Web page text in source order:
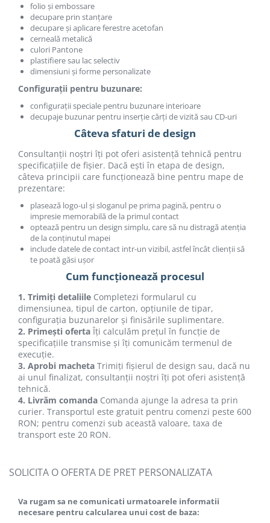
folio și embossare
decupare prin stanțare
decupare și aplicare ferestre acetofan
cerneală metalică
culori Pantone
plastifiere sau lac selectiv
dimensiuni și forme personalizate
Configurații pentru buzunare:
configurații speciale pentru buzunare interioare
decupaje buzunar pentru inserție cărți de vizită sau CD-uri
Câteva sfaturi de design
Consultanții noștri îți pot oferi asistență tehnică pentru
specificațiile de fișier. Dacă ești în etapa de design,
câteva principii care funcționează bine pentru mape de
prezentare:
plasează logo-ul și sloganul pe prima pagină, pentru o
impresie memorabilă de la primul contact
optează pentru un design simplu, care să nu distragă atenția
de la conținutul mapei
include datele de contact intr-un vizibil, astfel încât clienții să
te poată găsi ușor
Cum funcționează procesul
1. Trimiți detaliile Completezi formularul cu
dimensiunea, tipul de carton, opțiunile de tipar,
configurația buzunarelor și finisările suplimentare.
2. Primești oferta Îți calculăm prețul în funcție de
specificațiile transmise și îți comunicăm termenul de
execuție.
3. Aprobi macheta Trimiți fișierul de design sau, dacă nu
ai unul finalizat, consultanții noștri îți pot oferi asistență
tehnică.
4. Livrăm comanda Comanda ajunge la adresa ta prin
curier. Transportul este gratuit pentru comenzi peste 600
RON; pentru comenzi sub această valoare, taxa de
transport este 20 RON.
SOLICITA O OFERTA DE PRET PERSONALIZATA
Va rugam sa ne comunicati urmatoarele informatii
necesare pentru calcularea unui cost de baza: